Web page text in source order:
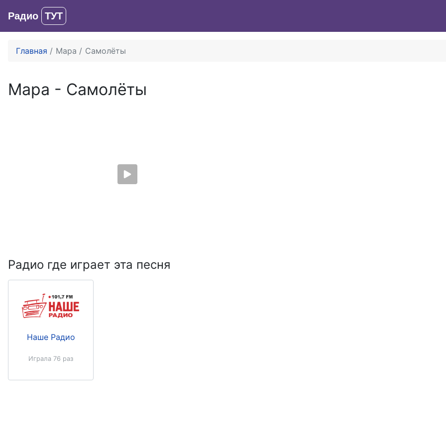
Радио ТУТ
Главная Мара Самолёты
Мара - Самолёты
Радио где играет эта песня
Играла 76 раз
Наше Радио